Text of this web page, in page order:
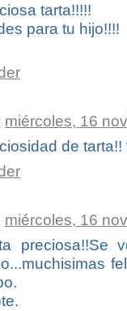
tarta!!!!!
para tu hijo!!!!
miércoles, 16
de
miércoles, 16